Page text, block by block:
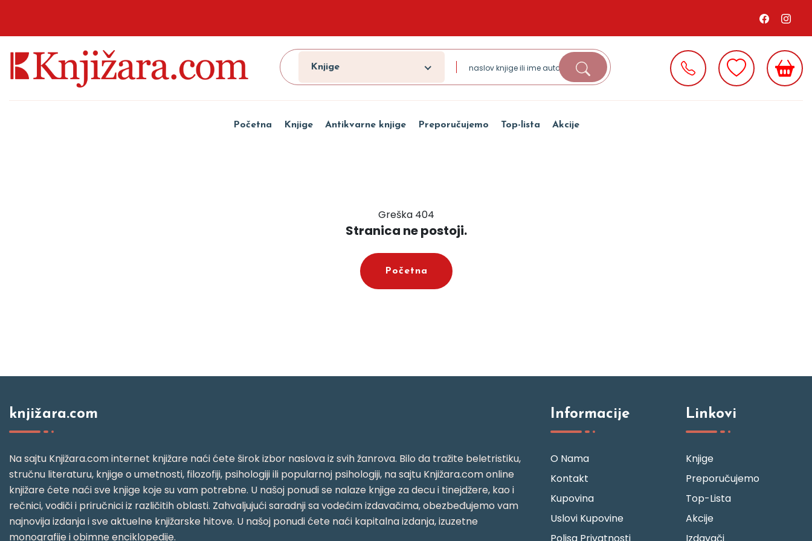
Knjige
Početna Knjige Antikvarne knjige Preporučujemo Top-lista Akcije
Greška 404
Stranica ne postoji.
Početna
knjižara.com
Na sajtu Knjižara.com internet knjižare naći ćete širok izbor naslova iz svih žanrova. Bilo da tražite beletristiku,
stručnu literaturu, knjige o umetnosti, filozofiji, psihologiji ili popularnoj psihologiji, na sajtu Knjižara.com online
knjižare ćete naći sve knjige koje su vam potrebne. U našoj ponudi se nalaze knjige za decu i tinejdžere, kao i
rečnici, vodiči i priručnici iz različitih oblasti. Zahvaljujući saradnji sa vodećim izdavačima, obezbeđujemo vam
najnovija izdanja i sve aktuelne knjižarske hitove. U našoj ponudi ćete naći kapitalna izdanja, izuzetne
monografije i obimne enciklopedije.
Informacije
O Nama
Kontakt
Kupovina
Uslovi Kupovine
Linkovi
Knjige
Preporučujemo
Top-Lista
Akcije